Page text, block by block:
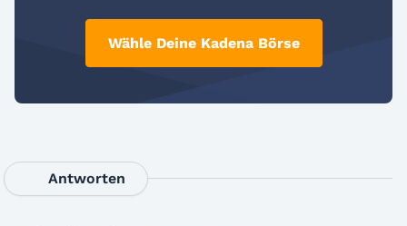
Wähle Deine Kadena Börse
Antworten